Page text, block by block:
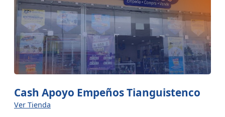
Cash Apoyo Empeños Tianguistenco
Ver Tienda